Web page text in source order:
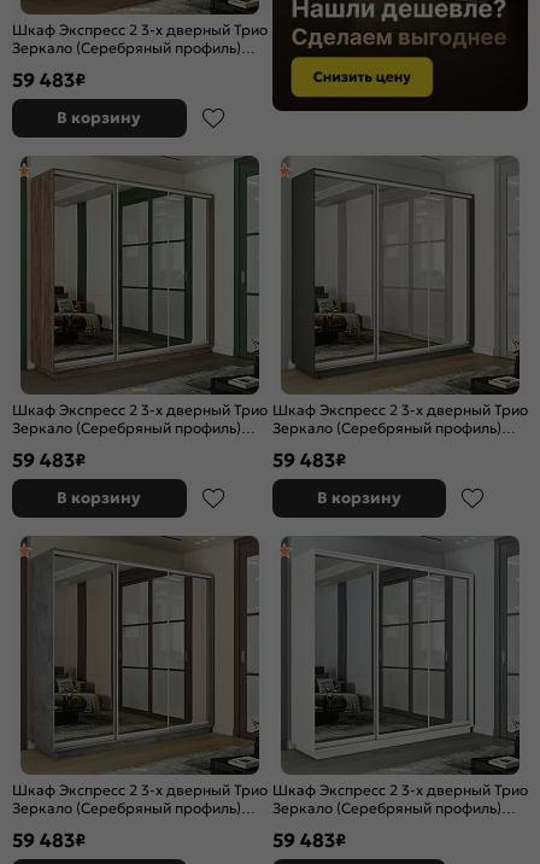
Шкаф Экспресс 2 3-х дверный Трио
Зеркало (Серебряный профиль)
59 483₽
В корзину
Шкаф Экспресс 2 3-х дверный Трио
Зеркало (Серебряный профиль)
2400x2200x600
59 483₽
В корзину
Шкаф Экспресс 2 3-х дверный Трио
Зеркало (Серебряный профиль)
59 483₽
В корзину
Шкаф Экспресс 2 3-х дверный Трио
Зеркало (Серебряный профиль)
59 483₽
Шкаф Экспресс 2 3-х дверный Трио
Зеркало (Серебряный профиль)
59 483₽